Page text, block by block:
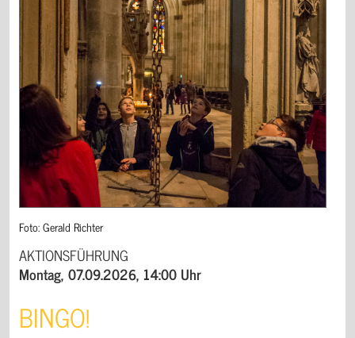
Foto: Gerald Richter
AKTIONSFÜHRUNG
Montag, 07.09.2026, 14:00 Uhr
BINGO!